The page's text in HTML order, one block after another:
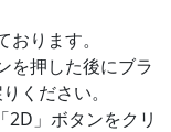
ります。
を押した後にブラ
ください。
2D」ボタンをクリ